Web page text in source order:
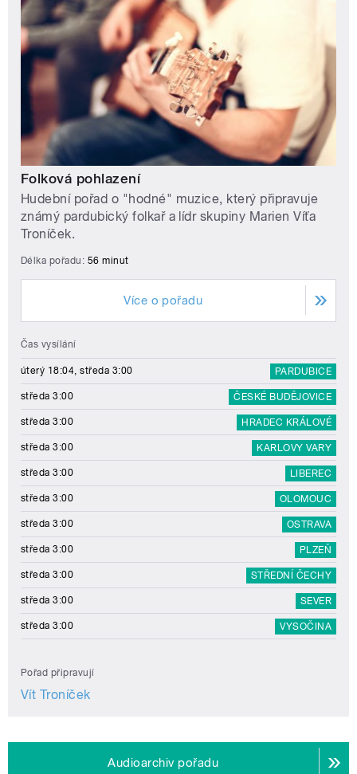
Folková pohlazení
Hudební pořad o "hodné" muzice, který připravuje
známý pardubický folkař a lídr skupiny Marien Víťa
Troníček.
Délka pořadu: 56 minut
Více o pořadu
Čas vysílání
úterý 18:04, středa 3:00 PARDUBICE
středa 3:00 ČESKÉ BUDĚJOVICE
středa 3:00 HRADEC KRÁLOVÉ
středa 3:00 KARLOVY VARY
středa 3:00 LIBEREC
středa 3:00 OLOMOUC
středa 3:00 OSTRAVA
středa 3:00 PLZEŇ
středa 3:00 STŘEDNÍ ČECHY
středa 3:00 SEVER
středa 3:00 VYSOČINA
Pořad připravují
Vít Troníček
Audioarchiv pořadu